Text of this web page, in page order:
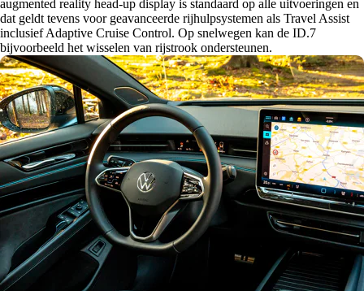
augmented reality head-up display is standaard op alle uitvoeringen en
dat geldt tevens voor geavanceerde rijhulpsystemen als Travel Assist
inclusief Adaptive Cruise Control. Op snelwegen kan de ID.7
bijvoorbeeld het wisselen van rijstrook ondersteunen.